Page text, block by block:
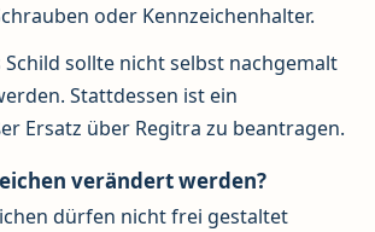
oder Kennzeichenhalter.
Schild sollte nicht selbst nachgemalt
Stattdessen ist ein
Ersatz über Regitra zu beantragen.
verändert werden?
dürfen nicht frei gestaltet